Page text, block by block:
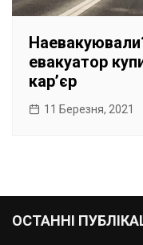
евакуатор
кар’єр
11 Березня, 2021
ОСТАННІ